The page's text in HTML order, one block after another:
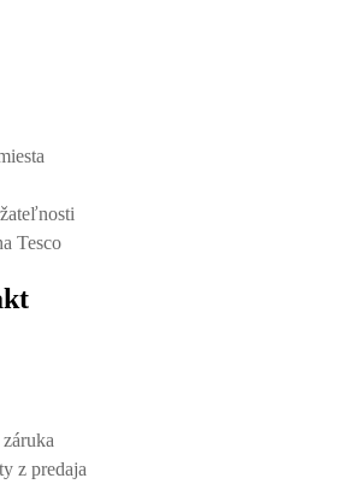
Tesco
z predaja